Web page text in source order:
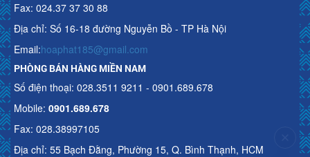
Fax: 024.37 37 30 88
Địa chỉ: Số 16-18 đường Nguyễn Bồ - TP Hà Nội
Email:hoaphat185@gmail.com
PHÒNG BÁN HÀNG MIỀN NAM
Số điện thoại: 028.3511 9211 - 0901.689.678
Mobile: 0901.689.678
Fax: 028.38997105
Địa chỉ: 55 Bạch Đằng, Phường 15, Q. Bình Thạnh, HCM